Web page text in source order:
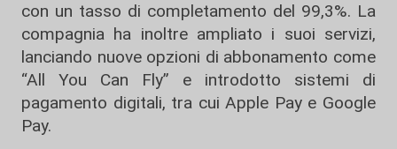
con un tasso di completamento del 99,3%. La
compagnia ha inoltre ampliato i suoi servizi,
lanciando nuove opzioni di abbonamento come
“All You Can Fly” e introdotto sistemi di
pagamento digitali, tra cui Apple Pay e Google
Pay.